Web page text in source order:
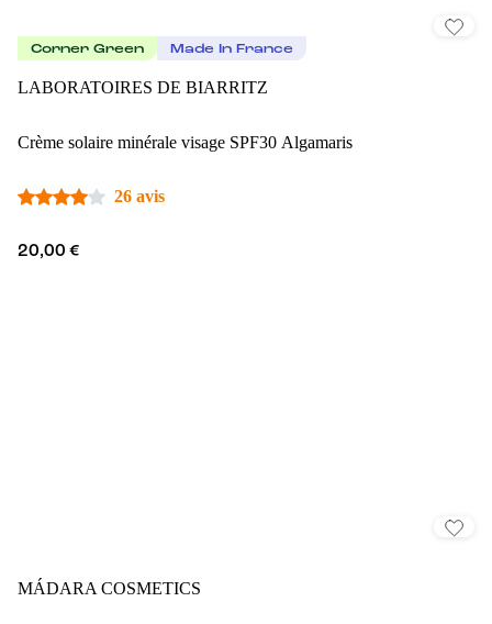
Corner Green Made In France
LABORATOIRES DE BIARRITZ
Crème solaire minérale visage SPF30 Algamaris
26 avis
20,00 €
MÁDARA COSMETICS